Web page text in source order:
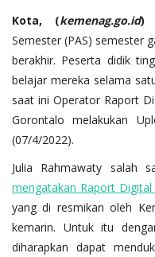
Kota, (kemenag.go.id)
Semester (PAS) semester
berakhir. Peserta didik
belajar mereka selama
saat ini Operator Raport
Gorontalo melakukan
(07/4/2022).
Julia Rahmawaty salah
mengatakan Raport
yang di resmikan oleh
kemarin. Untuk itu
diharapkan dapat